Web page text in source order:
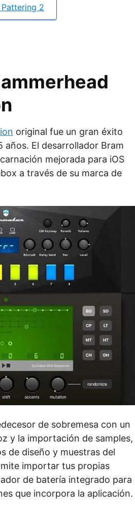
2
original fue un gran éxito
años. El desarrollador Bram
mejorada para iOS
a través de su marca de
de sobremesa con un
y la importación de samples,
de diseño y muestras del
importar tus propias
de batería integrado para
que incorpora la aplicación.